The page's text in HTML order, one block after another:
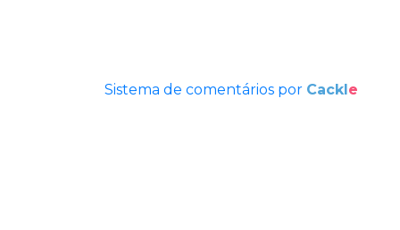
Sistema de comentários por Cackl e